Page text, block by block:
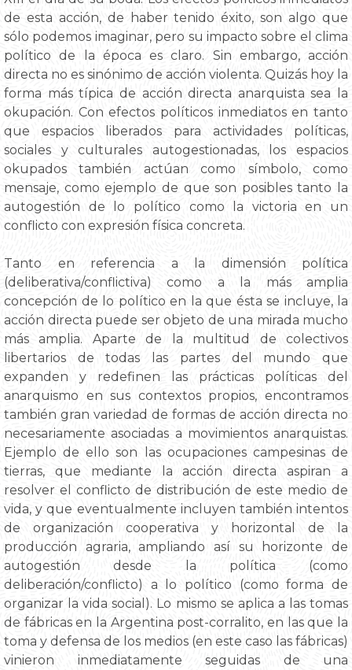
de esta acción, de haber tenido éxito, son algo que
sólo podemos imaginar, pero su impacto sobre el clima
político de la época es claro. Sin embargo, acción
directa no es sinónimo de acción violenta. Quizás hoy la
forma más típica de acción directa anarquista sea la
okupación. Con efectos políticos inmediatos en tanto
que espacios liberados para actividades políticas,
sociales y culturales autogestionadas, los espacios
okupados también actúan como símbolo, como
mensaje, como ejemplo de que son posibles tanto la
autogestión de lo político como la victoria en un
conflicto con expresión física concreta.
Tanto en referencia a la dimensión política
(deliberativa/conflictiva) como a la más amplia
concepción de lo político en la que ésta se incluye, la
acción directa puede ser objeto de una mirada mucho
más amplia. Aparte de la multitud de colectivos
libertarios de todas las partes del mundo que
expanden y redefinen las prácticas políticas del
anarquismo en sus contextos propios, encontramos
también gran variedad de formas de acción directa no
necesariamente asociadas a movimientos anarquistas.
Ejemplo de ello son las ocupaciones campesinas de
tierras, que mediante la acción directa aspiran a
resolver el conflicto de distribución de este medio de
vida, y que eventualmente incluyen también intentos
de organización cooperativa y horizontal de la
producción agraria, ampliando así su horizonte de
autogestión desde la política (como
deliberación/conflicto) a lo político (como forma de
organizar la vida social). Lo mismo se aplica a las tomas
de fábricas en la Argentina post-corralito, en las que la
toma y defensa de los medios (en este caso las fábricas)
vinieron inmediatamente seguidas de una